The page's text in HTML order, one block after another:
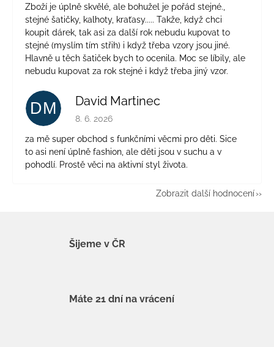
Zboží je úplně skvělé, ale bohužel je pořád stejné.,
stejné šatičky, kalhoty, kraťasy..... Takže, když chci
koupit dárek, tak asi za další rok nebudu kupovat to
stejné (myslím tím střih) i když třeba vzory jsou jiné.
Hlavně u těch šatiček bych to ocenila. Moc se líbily, ale
nebudu kupovat za rok stejné i když třeba jiný vzor.
DM David Martinec
Hodnocení obchodu je 5 z 5 hvězdiček.
8. 6. 2026
za mě super obchod s funkčními věcmi pro děti. Sice
to asi není úplně fashion, ale děti jsou v suchu a v
pohodlí. Prostě věci na aktivní styl života.
Zobrazit další hodnocení
Šijeme v ČR
Máte 21 dní na vrácení